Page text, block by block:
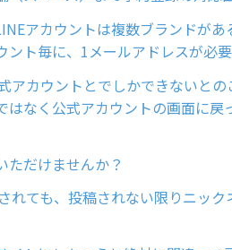
アカウントは複数ブランドが
ント毎に、1メールアドレスが必
アカウントとでしかできないと
なく公式アカウントの画面に戻
ただけませんか？
れても、投稿されない限りニッ